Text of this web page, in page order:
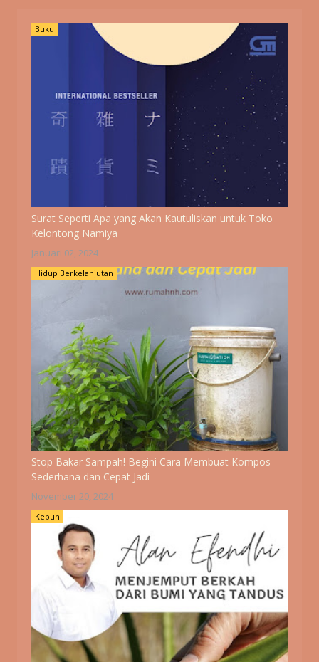
Buku
Surat Seperti Apa yang Akan Kautuliskan untuk Toko
Kelontong Namiya
Januari 02, 2024
Hidup Berkelanjutan
Stop Bakar Sampah! Begini Cara Membuat Kompos
Sederhana dan Cepat Jadi
November 20, 2024
Kebun